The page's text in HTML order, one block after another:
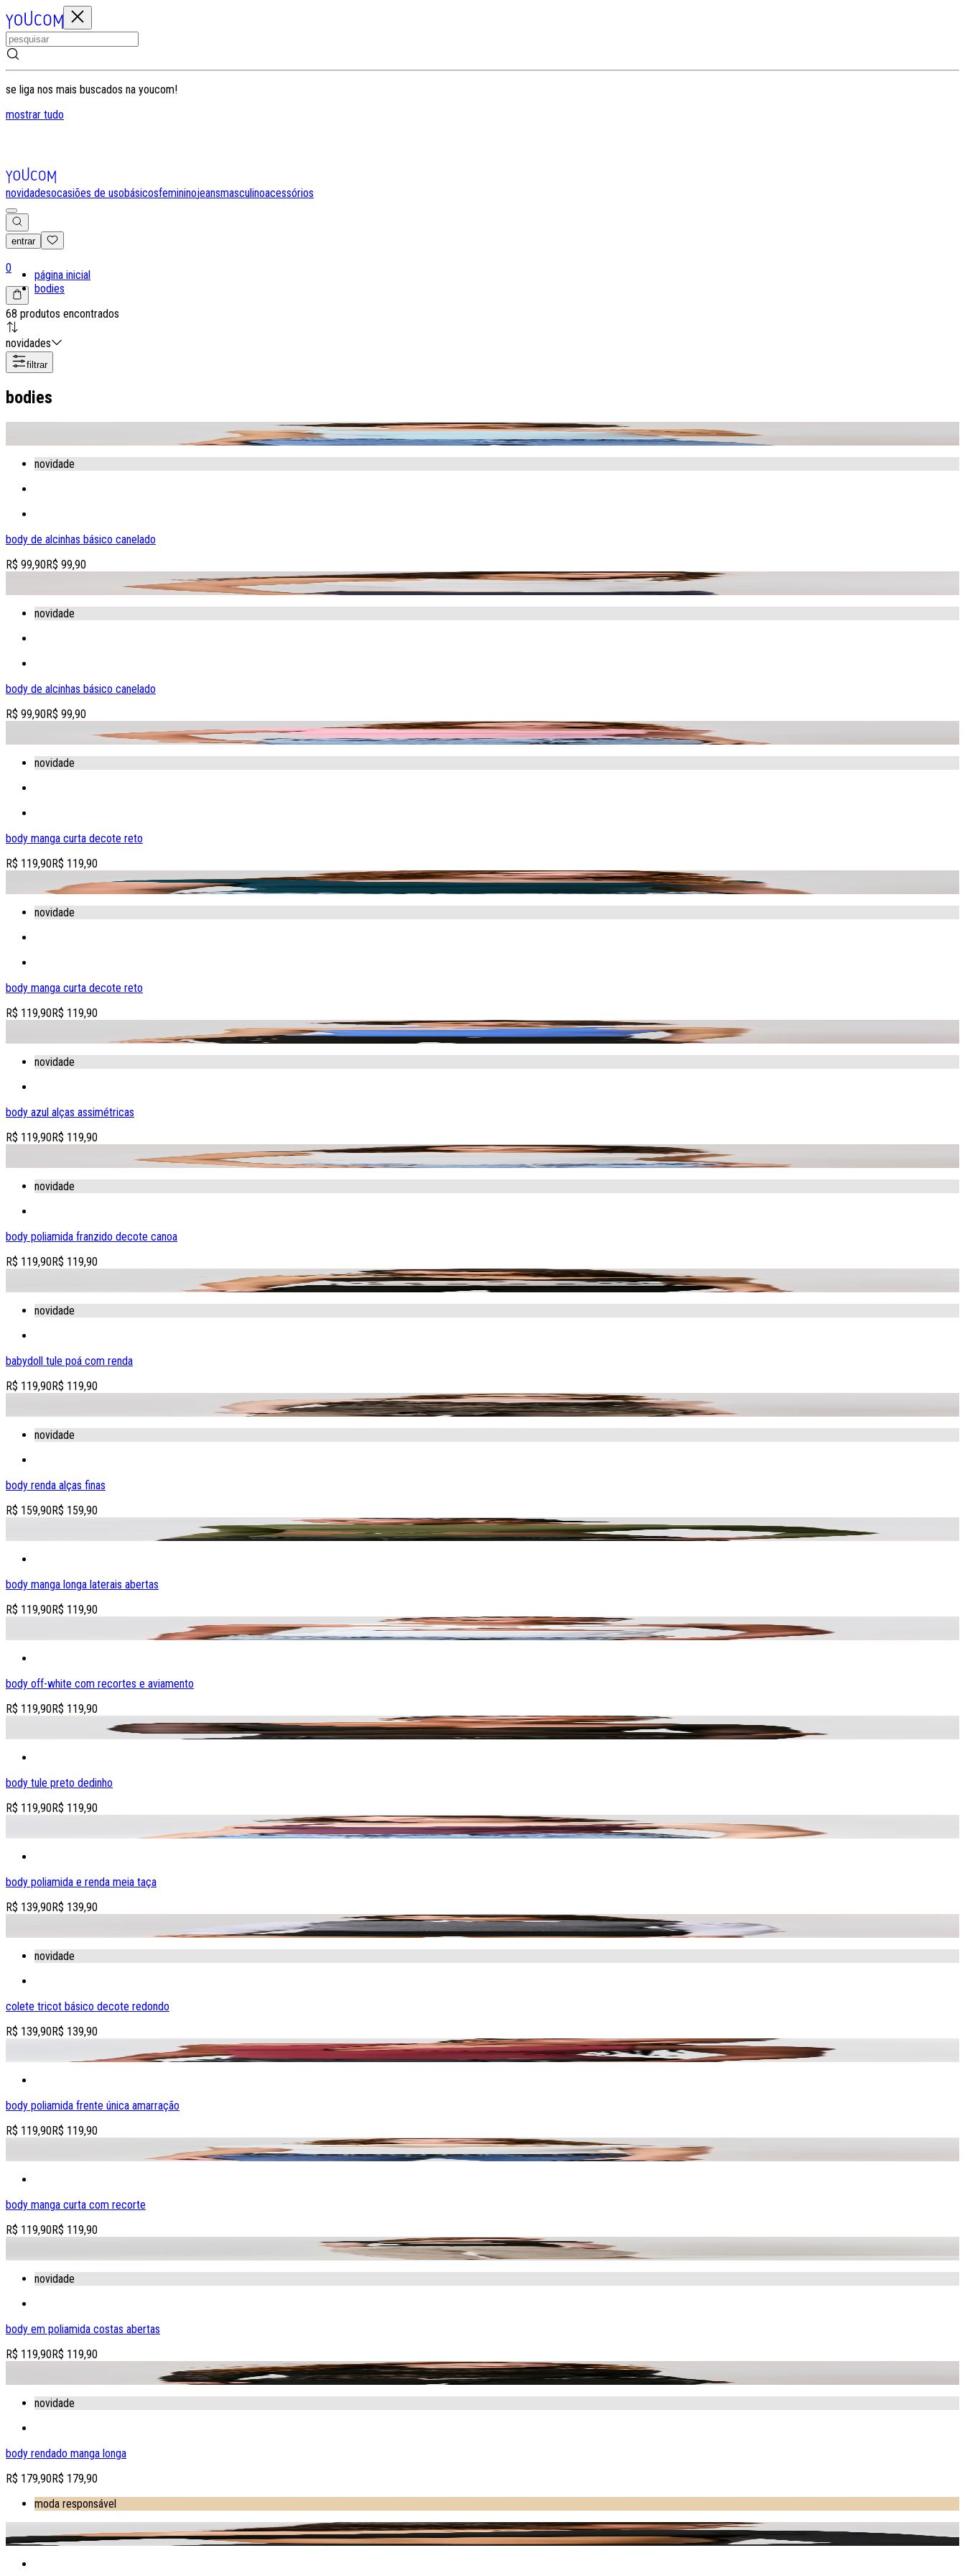
se liga nos mais buscados na youcom!
mostrar tudo
novidadesocasiões de usobásicosfemininojeansmasculinoacessórios
entrar
0
página inicial
bodies
68 produtos encontrados
novidades
filtrar
bodies
novidade
body de alcinhas básico canelado
R$ 99,90R$ 99,90
adicionar produto à sacola
novidade
body de alcinhas básico canelado
R$ 99,90R$ 99,90
adicionar produto à sacola
novidade
body manga curta decote reto
R$ 119,90R$ 119,90
adicionar produto à sacola
novidade
body manga curta decote reto
R$ 119,90R$ 119,90
novidade
body azul alças assimétricas
R$ 119,90R$ 119,90
adicionar produto à sacola
novidade
body poliamida franzido decote canoa
R$ 119,90R$ 119,90
novidade
babydoll tule poá com renda
R$ 119,90R$ 119,90
novidade
body renda alças finas
R$ 159,90R$ 159,90
body manga longa laterais abertas
R$ 119,90R$ 119,90
body off-white com recortes e aviamento
R$ 119,90R$ 119,90
adicionar produto à sacola
body tule preto dedinho
R$ 119,90R$ 119,90
body poliamida e renda meia taça
R$ 139,90R$ 139,90
novidade
colete tricot básico decote redondo
R$ 139,90R$ 139,90
adicionar produto à sacola
body poliamida frente única amarração
R$ 119,90R$ 119,90
body manga curta com recorte
R$ 119,90R$ 119,90
novidade
body em poliamida costas abertas
R$ 119,90R$ 119,90
novidade
body rendado manga longa
R$ 179,90R$ 179,90
moda responsável
adicionar produto à sacola